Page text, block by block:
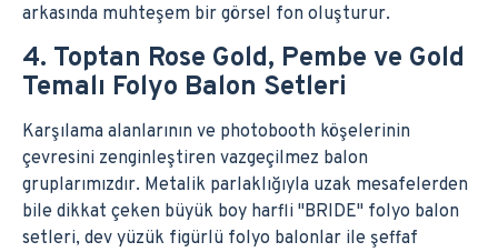
arkasında muhteşem bir görsel fon oluşturur.
4. Toptan Rose Gold, Pembe ve Gold
Temalı Folyo Balon Setleri
Karşılama alanlarının ve photobooth köşelerinin
çevresini zenginleştiren vazgeçilmez balon
gruplarımızdır. Metalik parlaklığıyla uzak mesafelerden
bile dikkat çeken büyük boy harfli "BRIDE" folyo balon
setleri, dev yüzük figürlü folyo balonlar ile şeffaf